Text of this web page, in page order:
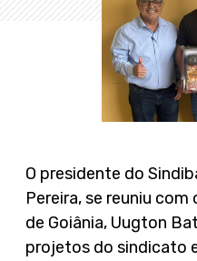
O presidente do
Pereira, se reuniu
de Goiânia, Uugton
projetos do sindicato